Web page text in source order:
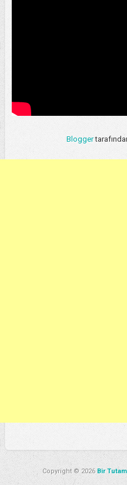
Blogger
Copyright © 2026 Bir